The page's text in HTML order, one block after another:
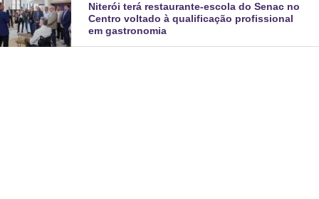
Niterói terá restaurante-escola do Senac no
Centro voltado à qualificação profissional
em gastronomia